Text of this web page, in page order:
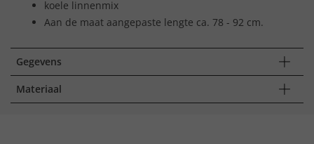
koele linnenmix
Aan de maat aangepaste lengte ca. 78 - 92 cm.
Gegevens
Materiaal